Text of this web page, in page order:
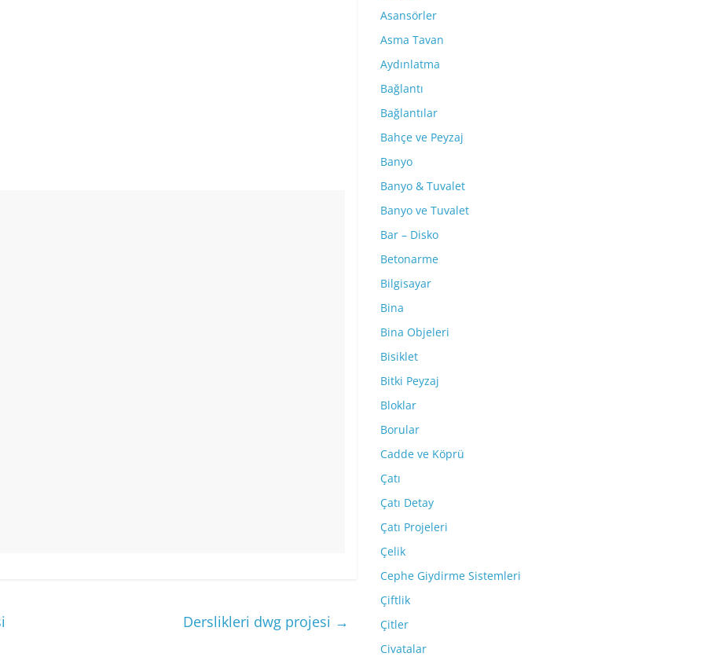
Derslikleri dwg projesi →
Asansörler
Asma Tavan
Aydınlatma
Bağlantı
Bağlantılar
Bahçe ve Peyzaj
Banyo
Banyo & Tuvalet
Banyo ve Tuvalet
Bar – Disko
Betonarme
Bilgisayar
Bina
Bina Objeleri
Bisiklet
Bitki Peyzaj
Bloklar
Borular
Cadde ve Köprü
Çatı
Çatı Detay
Çatı Projeleri
Çelik
Cephe Giydirme Sistemleri
Çiftlik
Çitler
Civatalar